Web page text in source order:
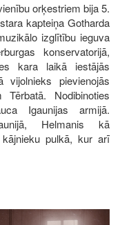
orķestriem bija 5.
kapteiņa Gotharda
izglītību ieguva
konservatorijā,
kara laikā iestājās
pievienojās
Tērbatā. Nodibinoties
Igaunijas armijā.
Helmanis kā
pulkā, kur arī